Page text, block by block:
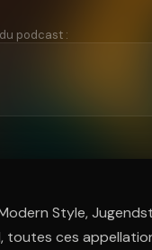
Appareil photo, pointe
podcast :
Style,
toutes ces